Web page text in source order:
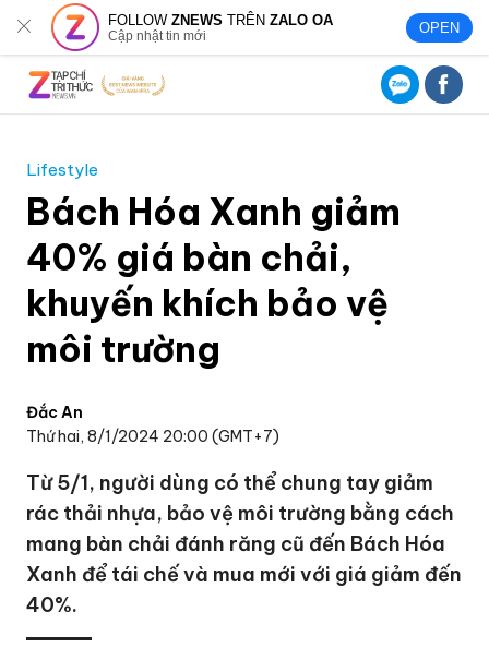
FOLLOWZNEWS TRÊNZALO OA
Cập nhật tin mới OPEN
Lifestyle
Bách Hóa Xanh giảm
40% giá bàn chải,
khuyến khích bảo vệ
môi trường
Đắc An
Thứ hai, 8/1/2024 20:00 (GMT+7)
Từ 5/1, người dùng có thể chung tay giảm
rác thải nhựa, bảo vệ môi trường bằng cách
mang bàn chải đánh răng cũ đến Bách Hóa
Xanh để tái chế và mua mới với giá giảm đến
40%.